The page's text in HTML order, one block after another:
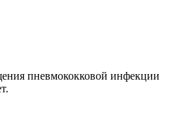
пневмококковой инфекции